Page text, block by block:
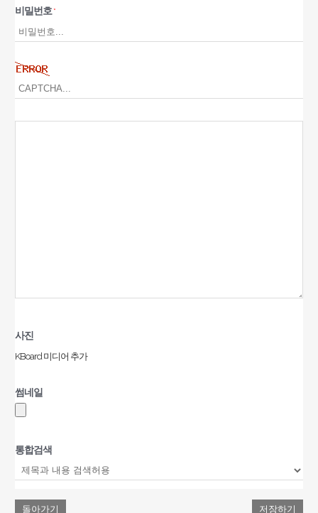
비밀번호 *
사진
KBoard 미디어 추가
썸네일
통합검색
돌아가기 저장하기